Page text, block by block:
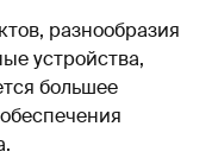
разнообразия
устройства,
большее